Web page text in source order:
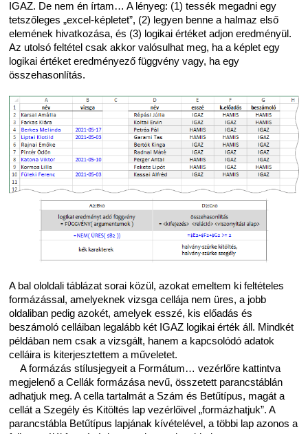
IGAZ. De nem én írtam… A lényeg: (1) tessék megadni egy
tetszőleges „excel-képletet”, (2) legyen benne a halmaz első
elemének hivatkozása, és (3) logikai értéket adjon eredményül.
Az utolsó feltétel csak akkor valósulhat meg, ha a képlet egy
logikai értéket eredményező függvény vagy, ha egy
összehasonlítás.
A bal ololdali táblázat sorai közül, azokat emeltem ki feltételes
formázással, amelyeknek vizsga cellája nem üres, a jobb
oldaliban pedig azokét, amelyek esszé, kis előadás és
beszámoló celláiban legalább két IGAZ logikai érték áll. Mindkét
példában nem csak a vizsgált, hanem a kapcsolódó adatok
celláira is kiterjesztettem a műveletet.
A formázás stílusjegyeit a Formátum… vezérlőre kattintva
megjelenő a Cellák formázása nevű, összetett parancstáblán
adhatjuk meg. A cella tartalmát a Szám és Betűtípus, magát a
cellát a Szegély és Kitöltés lap vezérlőivel „formázhatjuk”. A
parancstábla Betűtípus lapjának kívételével, a többi lap azonos a